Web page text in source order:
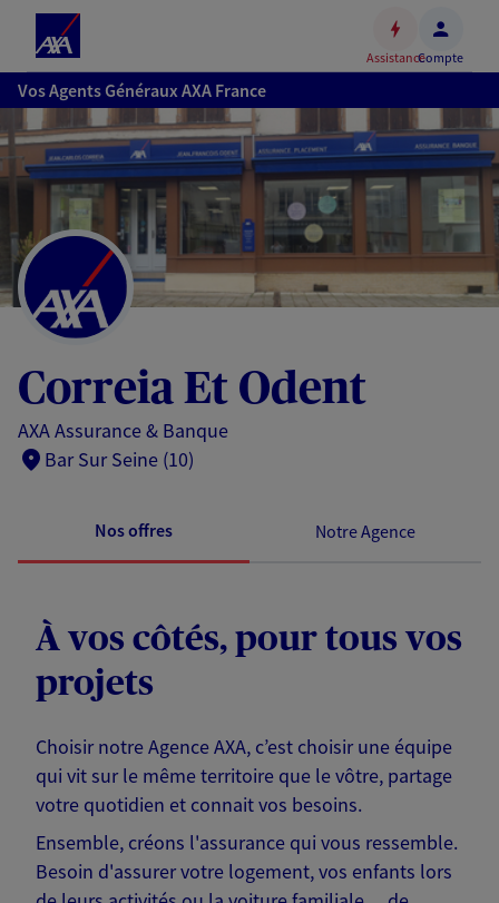
Accéder
au
contenu
principal
Accéder
au
pied
de
page
AssistanceCompte
Vos Agents Généraux AXA France
Correia Et Odent
AXA Assurance & Banque
Bar Sur Seine (10)
Nos offres Notre Agence
À vos côtés, pour tous vos
projets
Choisir notre Agence AXA, c’est choisir une équipe
qui vit sur le même territoire que le vôtre, partage
votre quotidien et connait vos besoins.
Ensemble, créons l'assurance qui vous ressemble.
Besoin d'assurer votre logement, vos enfants lors